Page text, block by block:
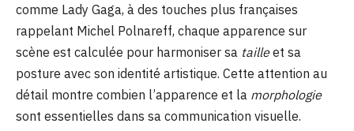
comme Lady Gaga, à des touches plus françaises
rappelant Michel Polnareff, chaque apparence sur
scène est calculée pour harmoniser sa tailleet sa
posture avec son identité artistique. Cette attention au
détail montre combien l’apparence et la morphologie
sont essentielles dans sa communication visuelle.